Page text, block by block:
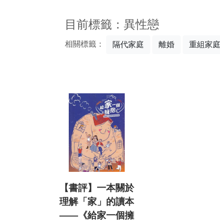
目前標籤：異性戀
相關標籤： 隔代家庭 離婚 重組家庭
【書評】一本關於
理解「家」的讀本
——《給家一個擁